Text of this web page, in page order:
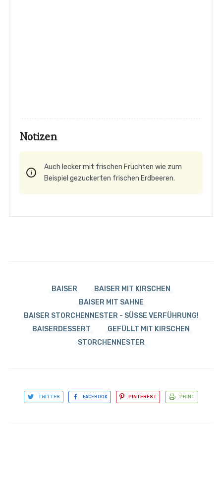
Notizen
Auch lecker mit frischen Früchten wie zum
Beispiel gezuckerten frischen Erdbeeren.
BAISER
BAISER MIT KIRSCHEN
BAISER MIT SAHNE
BAISER STORCHENNESTER - SÜSSE VERFÜHRUNG!
BAISERDESSERT
GEFÜLLT MIT KIRSCHEN
STORCHENNESTER
TWITTER FACEBOOK PINTEREST PRINT